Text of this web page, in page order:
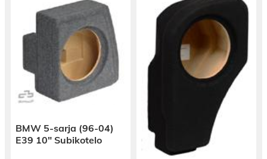
BMW 5-sarja (96-04)
E39 10″ Subikotelo